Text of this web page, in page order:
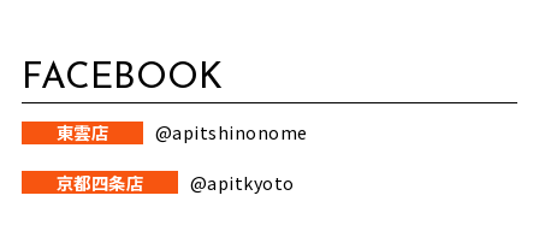
FACEBOOK
東雲店
@apitshinonome
京都四条店
@apitkyoto